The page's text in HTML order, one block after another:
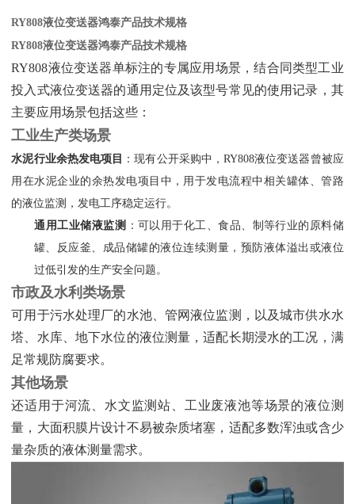
RY808液位变送器鸿泰产品技术规格
RY808液位变送器鸿泰产品技术规格
RY808液位变送器单标注的专属应用场景，结合同类型工业
投入式液位变送器的通用定位及该型号常见的使用记录，其
主要应用场景包括这些：
工业生产类场景
水泥行业余热发电项目 ‌：现有公开采购中，RY808液位变送器曾被应
用在水泥企业的余热发电项目中，用于发电流程中相关罐体、管路
的液位监测，发电工序稳定运行。
通用工业储液监测 ‌：可以用于化工、食品、制等行业的原料储
罐、反应釜、成品储罐的液位连续测量，预防液体溢出或液位
过低引发的生产安全问题。
市政及水利类场景
可用于污水处理厂的水池、管网液位监测，以及城市供水水
塔、水库、地下水位的液位测量，适配长期浸水的工况，满
足常规防腐要求。
其他场景
还适用于河流、水文监测站、工业废液池等场景的液位测
量，大面积膜片设计不易被杂质堵塞，适配多数浑浊或含少
量杂质的液体测量需求。